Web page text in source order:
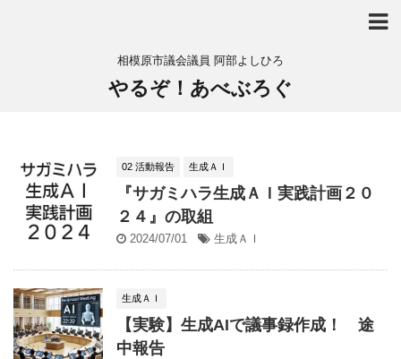
相模原市議会議員 阿部よしひろ
やるぞ！あべぶろぐ
02 活動報告 生成ＡＩ
『サガミハラ生成ＡＩ実践計画２０
２４』の取組
2024/07/01 生成ＡＩ
生成ＡＩ
【実験】生成AIで議事録作成！ 途
中報告